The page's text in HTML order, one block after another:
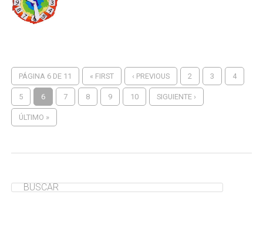
PÁGINA 6 DE 11 « FIRST ‹ PREVIOUS 2 3 4
5 6 7 8 9 10 SIGUIENTE ›
ÚLTIMO »